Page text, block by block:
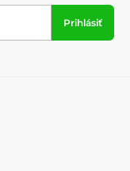
Prihlásiť